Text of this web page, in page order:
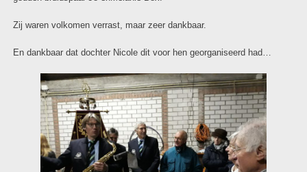
Zij waren volkomen verrast, maar zeer dankbaar.
En dankbaar dat dochter Nicole dit voor hen georganiseerd had…